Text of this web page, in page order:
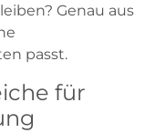
Genau aus
passt.
für